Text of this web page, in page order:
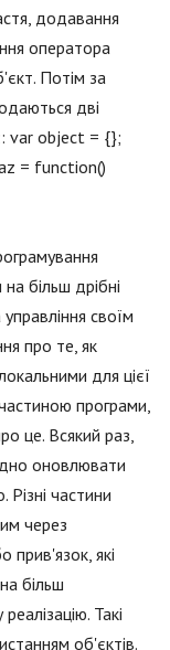
додавання
оператора
Потім за
дві
var object = {};
= function()
більш дрібні
своїм
про те, як
для цієї
програми,
це. Всякий раз,
оновлювати
частини
через
прив'язок, які
більш
Такі
об'єктів.